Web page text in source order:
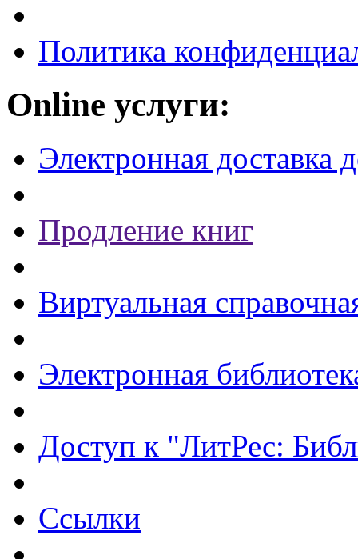
Политика
Online услуги:
Электронная доставка
Продление книг
Виртуальная
Электронная
Доступ к "ЛитРес:
Ссылки